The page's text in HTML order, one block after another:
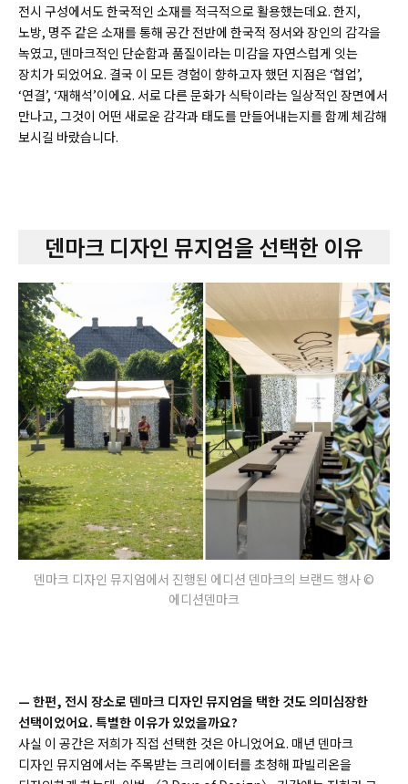
전시 구성에서도 한국적인 소재를 적극적으로 활용했는데요. 한지,
노방, 명주 같은 소재를 통해 공간 전반에 한국적 정서와 장인의 감각을
녹였고, 덴마크적인 단순함과 품질이라는 미감을 자연스럽게 잇는
장치가 되었어요. 결국 이 모든 경험이 향하고자 했던 지점은 ‘협업’,
‘연결’, ‘재해석’이에요. 서로 다른 문화가 식탁이라는 일상적인 장면에서
만나고, 그것이 어떤 새로운 감각과 태도를 만들어내는지를 함께 체감해
보시길 바랐습니다.
덴마크 디자인 뮤지엄을 선택한 이유
덴마크 디자인 뮤지엄에서 진행된 에디션 덴마크의 브랜드 행사 ©
에디션덴마크
— 한편, 전시 장소로 덴마크 디자인 뮤지엄을 택한 것도 의미심장한
선택이었어요. 특별한 이유가 있었을까요?
사실 이 공간은 저희가 직접 선택한 것은 아니었어요. 매년 덴마크
디자인 뮤지엄에서는 주목받는 크리에이터를 초청해 파빌리온을